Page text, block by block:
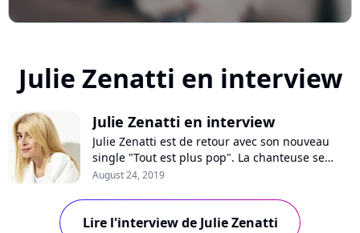
Julie Zenatti en interview
Julie Zenatti en interview
Julie Zenatti est de retour avec son nouveau
single "Tout est plus pop". La chanteuse se
confie à Pure Charts sur son comeback,
dans la musique ou ses souvenirs d'enfance sur
les tubes de Michel Berger et France Gall.
August 24, 2019
Lire l'interview de Julie Zenatti